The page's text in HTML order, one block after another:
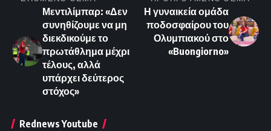
Μεντιλίμπαρ: «Δεν
συνηθίζουμε να μη
διεκδικούμε το
πρωτάθλημα μέχρι
τέλους, αλλά
υπάρχει δεύτερος
στόχος»
Η γυναικεία ομάδα
ποδοσφαίρου του
Ολυμπιακού στο
«Buongiorno»
Rednews Youtube